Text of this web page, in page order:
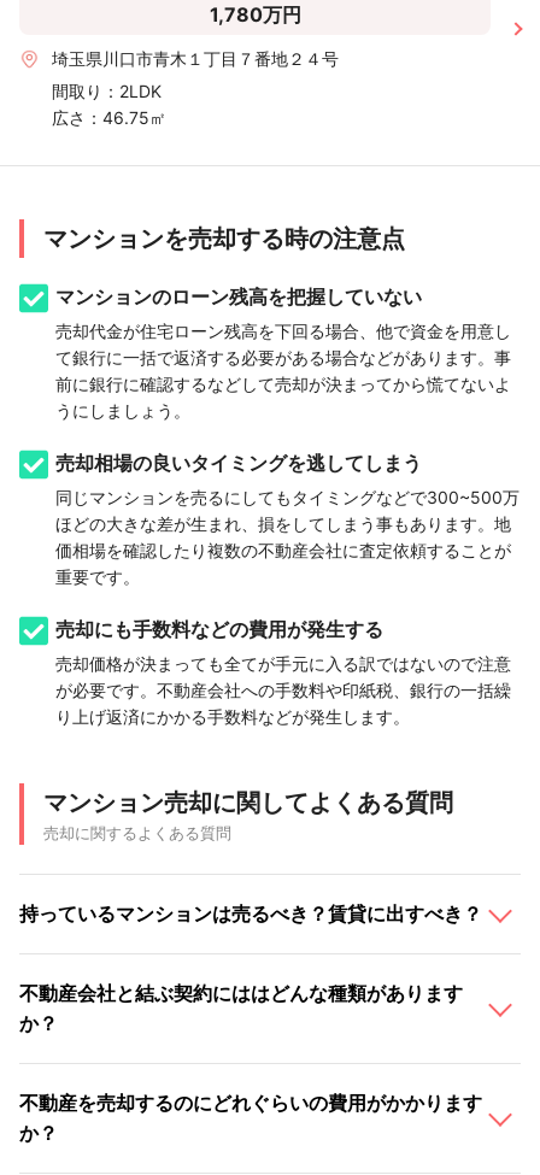
1,780万円
埼玉県川口市青木１丁目７番地２４号
間取り： 2LDK
広さ： 46.75㎡
マンションを売却する時の注意点
マンションのローン残高を把握していない
売却代金が住宅ローン残高を下回る場合、他で資金を用意し
て銀行に一括で返済する必要がある場合などがあります。事
前に銀行に確認するなどして売却が決まってから慌てないよ
うにしましょう。
売却相場の良いタイミングを逃してしまう
同じマンションを売るにしてもタイミングなどで300~500万
ほどの大きな差が生まれ、損をしてしまう事もあります。地
価相場を確認したり複数の不動産会社に査定依頼することが
重要です。
売却にも手数料などの費用が発生する
売却価格が決まっても全てが手元に入る訳ではないので注意
が必要です。不動産会社への手数料や印紙税、銀行の一括繰
り上げ返済にかかる手数料などが発生します。
マンション売却に関してよくある質問
売却に関するよくある質問
持っているマンションは売るべき？賃貸に出すべき？
不動産会社と結ぶ契約にははどんな種類があります
か？
不動産を売却するのにどれぐらいの費用がかかります
か？